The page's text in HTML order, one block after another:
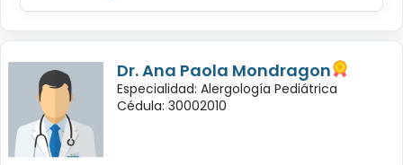
Dr. Ana Paola Mondragon
Especialidad: Alergología Pediátrica
Cédula: 30002010